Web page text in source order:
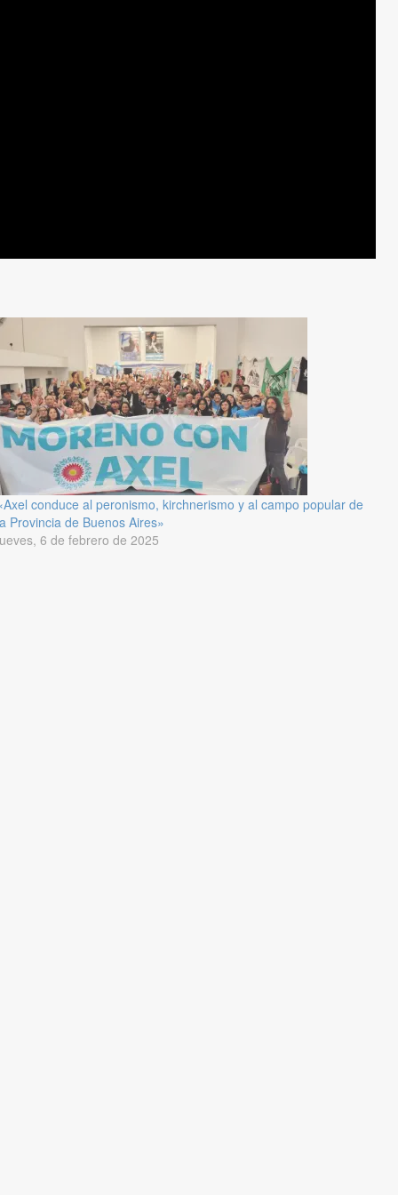
conduce al peronismo, kirchnerismo y al campo popular de
Provincia de Buenos Aires»
6 de febrero de 2025